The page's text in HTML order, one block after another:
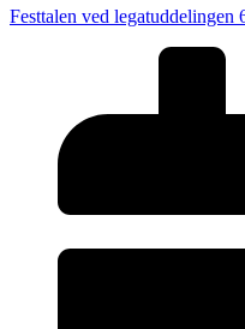
Festtalen ved legatuddelingen